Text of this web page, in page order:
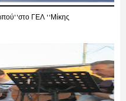
ΓΕΛ ''Μίκης